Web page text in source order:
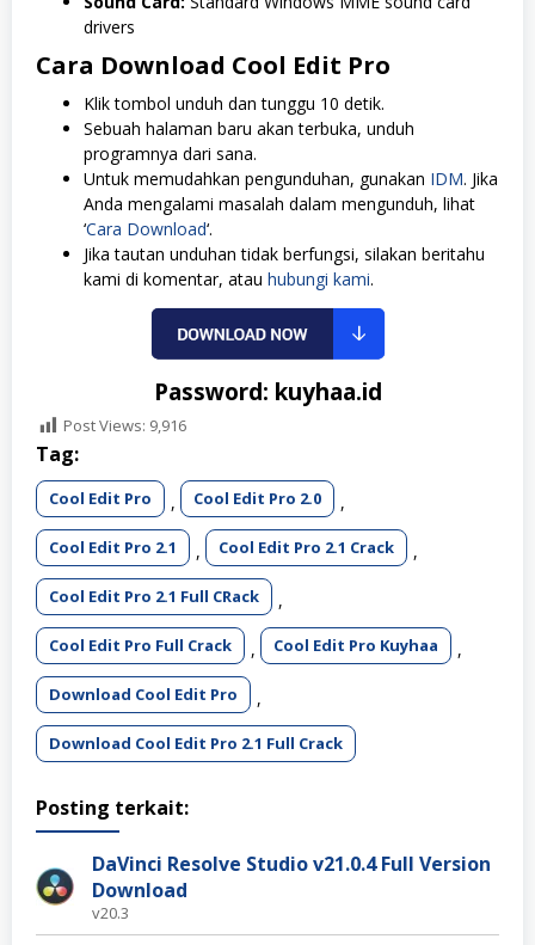
drivers
Cara Download Cool Edit Pro
Klik tombol unduh dan tunggu 10 detik.
Sebuah halaman baru akan terbuka, unduh
programnya dari sana.
Untuk memudahkan pengunduhan, gunakan IDM. Jika
Anda mengalami masalah dalam mengunduh, lihat
‘Cara Download‘.
Jika tautan unduhan tidak berfungsi, silakan beritahu
kami di komentar, atau hubungi kami.
Password: kuyhaa.id
Post Views: 9,916
Tag:
Cool Edit Pro , Cool Edit Pro 2.0 ,
Cool Edit Pro 2.1 , Cool Edit Pro 2.1 Crack ,
Cool Edit Pro 2.1 Full CRack ,
Cool Edit Pro Full Crack , Cool Edit Pro Kuyhaa ,
Download Cool Edit Pro ,
Download Cool Edit Pro 2.1 Full Crack
Posting terkait:
DaVinci Resolve Studio v21.0.4 Full Version
Download
v20.3